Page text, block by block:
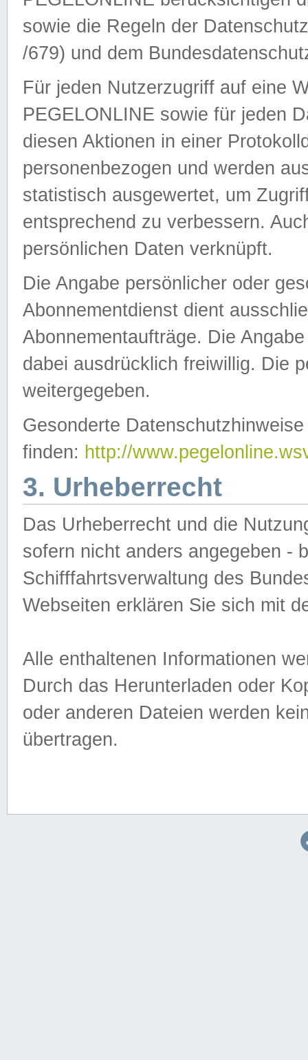
sowie die Regeln der
/679) und dem
Für jeden Nutzerzugriff auf eine
PEGELONLINE sowie für jeden
diesen Aktionen in einer
personenbezogen und werden
statistisch ausgewertet, um
entsprechend zu verbessern.
persönlichen Daten verknüpft.
Die Angabe persönlicher oder
Abonnementdienst dient
Abonnementaufträge. Die
dabei ausdrücklich freiwillig. Die
weitergegeben.
Gesonderte
finden: http://
3. Urheberrecht
Das Urheberrecht und die
sofern nicht anders angegeben -
Schifffahrtsverwaltung des
Webseiten erklären Sie sich mit
Alle enthaltenen Informationen
Durch das Herunterladen oder
oder anderen Dateien werden
übertragen.